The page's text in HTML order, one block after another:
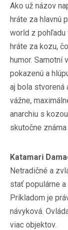
Ako už názov
hráte za hlavnú
world z pohľadu
hráte za kozu,
humor. Samotní
pokazenú a
aj bola stvorená
vážne,
anarchiu s
skutočne
Katamari
Netradičné a
stať populárne
Príkladom je
návyková.
viac objektov.